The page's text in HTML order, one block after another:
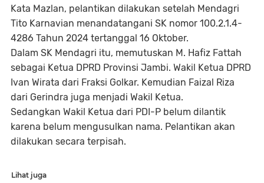
Kata Mazlan, pelantikan dilakukan setelah Mendagri
Tito Karnavian menandatangani SK nomor 100.2.1.4-
4286 Tahun 2024 tertanggal 16 Oktober.
Dalam SK Mendagri itu, memutuskan M. Hafiz Fattah
sebagai Ketua DPRD Provinsi Jambi. Wakil Ketua DPRD
Ivan Wirata dari Fraksi Golkar. Kemudian Faizal Riza
dari Gerindra juga menjadi Wakil Ketua.
Sedangkan Wakil Ketua dari PDI-P belum dilantik
karena belum mengusulkan nama. Pelantikan akan
dilakukan secara terpisah.
Lihat juga